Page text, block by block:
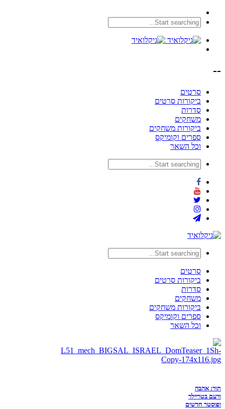
--
סרטים
ביקורות סרטים
סדרות
משחקים
ביקורות משחקים
ספרים וקומיקס
וכל השאר
סרטים
ביקורות סרטים
סדרות
משחקים
ביקורות משחקים
ספרים וקומיקס
וכל השאר
תור: אהבה
ורעם בטריילר
ופוסטר חדשים